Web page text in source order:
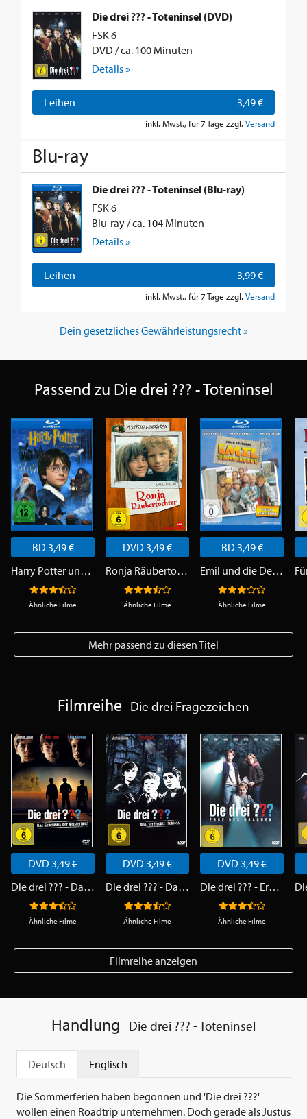
Die drei ??? - Toteninsel (DVD)
FSK 6
DVD / ca. 100 Minuten
Details »
Leihen 3,49 €
inkl. Mwst., für 7 Tage zzgl. Versand
Blu-ray
Die drei ??? - Toteninsel (Blu-ray)
FSK 6
Blu-ray / ca. 104 Minuten
Details »
Leihen 3,99 €
inkl. Mwst., für 7 Tage zzgl. Versand
Dein gesetzliches Gewährleistungsrecht »
Passend zu Die drei ??? - Toteninsel
BD 3,49 €
Harry Potter und der Stein der Weisen
Ähnliche Filme
DVD 3,49 €
Ronja Räubertochter
Ähnliche Filme
BD 3,49 €
Emil und die Detektive
Ähnliche Filme
Mehr passend zu diesen Titel
Filmreihe Die drei Fragezeichen
DVD 3,49 €
Die drei ??? - Das Geheimnis der Geisterinsel
Ähnliche Filme
DVD 3,49 €
Die drei ??? - Das verfluchte Schloss
Ähnliche Filme
DVD 3,49 €
Die drei ??? - Erbe des Drachen
Ähnliche Filme
Filmreihe anzeigen
Handlung Die drei ??? - Toteninsel
Deutsch Englisch
Die Sommerferien haben begonnen und 'Die drei ???'
wollen einen Roadtrip unternehmen. Doch gerade als Justus